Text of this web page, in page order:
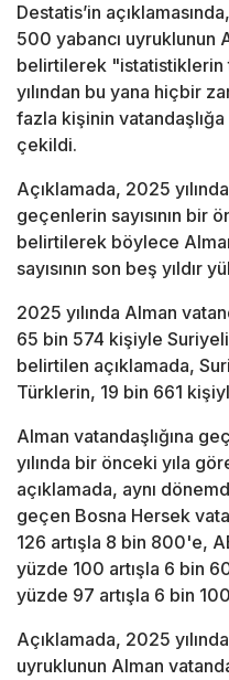
Destatis’in
500 yabancı uyruklunun
belirtilerek "istatistiklerin
yılından bu yana hiçbir
fazla kişinin
çekildi.
Açıklamada, 2025
geçenlerin sayısının bir
belirtilerek böylece
sayısının son beş yıldır
2025 yılında Alman
65 bin 574 kişiyle
belirtilen açıklamada,
Türklerin, 19 bin 661
Alman vatandaşlığına
yılında bir önceki yıla
açıklamada, aynı
geçen Bosna Hersek
126 artışla 8 bin 800'e,
yüzde 100 artışla 6 bin
yüzde 97 artışla 6 bin
Açıklamada, 2025
uyruklunun Alman